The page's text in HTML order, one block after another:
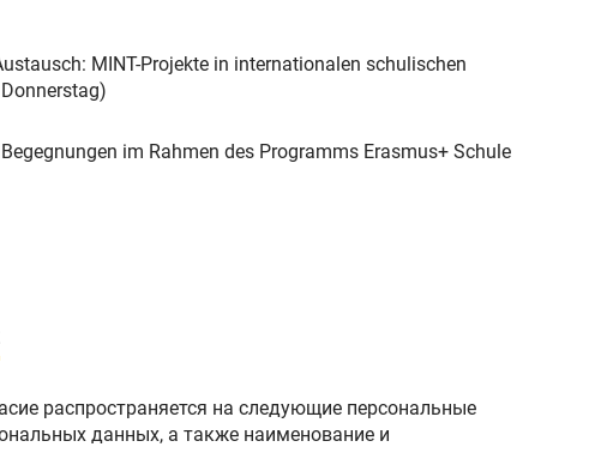
MINT-Projekte in internationalen schulischen
im Rahmen des Programms Erasmus+ Schule
распространяется на следующие персональные